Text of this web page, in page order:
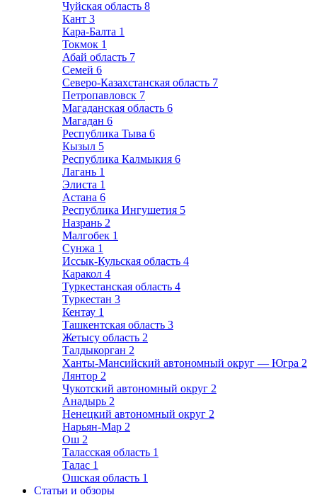
Чуйская область 8
Кант 3
Кара-Балта 1
Токмок 1
Абай область 7
Семей 6
Северо-Казахстанская область 7
Петропавловск 7
Магаданская область 6
Магадан 6
Республика Тыва 6
Кызыл 5
Республика Калмыкия 6
Лагань 1
Элиста 1
Астана 6
Республика Ингушетия 5
Назрань 2
Малгобек 1
Сунжа 1
Иссык-Кульская область 4
Каракол 4
Туркестанская область 4
Туркестан 3
Кентау 1
Ташкентская область 3
Жетысу область 2
Талдыкорган 2
Ханты-Мансийский автономный округ — Югра 2
Лянтор 2
Чукотский автономный округ 2
Анадырь 2
Ненецкий автономный округ 2
Нарьян-Мар 2
Ош 2
Таласская область 1
Талас 1
Ошская область 1
Статьи и обзоры